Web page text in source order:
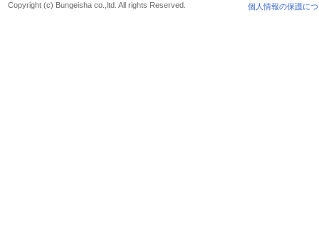
個人情報の保護に
Copyright (c) Bungeisha co.,ltd. All rights Reserved.